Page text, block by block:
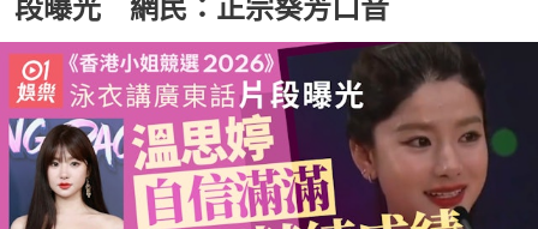
段曝光 網民：正宗葵芳口音